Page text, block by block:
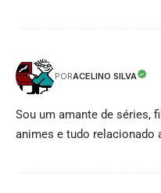
PORACELINO SILVA
Sou um amante de séries,
animes e tudo relacionado